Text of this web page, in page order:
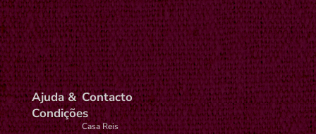
Ajuda &
Condições
Contacto
Casa Reis
settings-
time-6
administrador no
WordPress.
ano